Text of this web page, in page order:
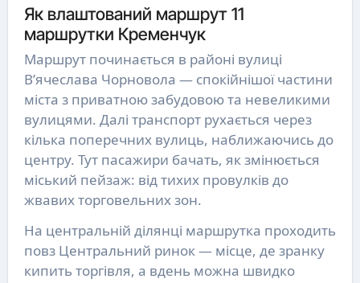
Як влаштований маршрут 11
маршрутки Кременчук
Маршрут починається в районі вулиці
В’ячеслава Чорновола — спокійнішої частини
міста з приватною забудовою та невеликими
вулицями. Далі транспорт рухається через
кілька поперечних вулиць, наближаючись до
центру. Тут пасажири бачать, як змінюється
міський пейзаж: від тихих провулків до
жвавих торговельних зон.
На центральній ділянці маршрутка проходить
повз Центральний ринок — місце, де зранку
кипить торгівля, а вдень можна швидко